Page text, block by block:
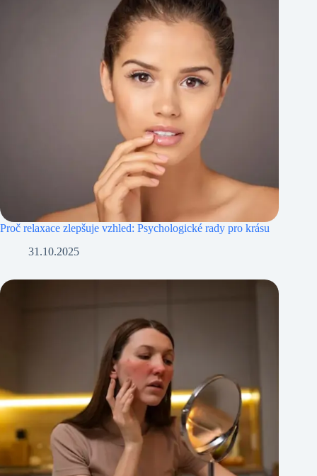
Proč relaxace zlepšuje vzhled: Psychologické rady pro krásu
31.10.2025